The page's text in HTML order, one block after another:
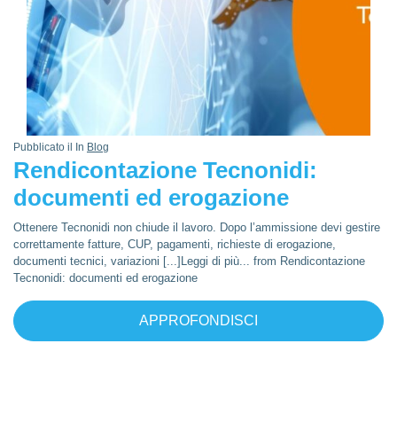
Pubblicato il In Blog
Rendicontazione Tecnonidi:
documenti ed erogazione
Ottenere Tecnonidi non chiude il lavoro. Dopo l’ammissione devi gestire
correttamente fatture, CUP, pagamenti, richieste di erogazione,
documenti tecnici, variazioni [...]Leggi di più... from Rendicontazione
Tecnonidi: documenti ed erogazione
APPROFONDISCI